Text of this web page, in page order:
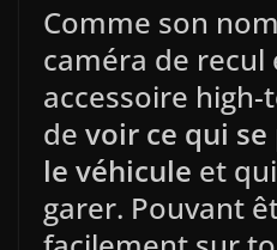
Comme son
caméra de recul
accessoire
de voir ce qui
le véhicule et
garer. Pouvant